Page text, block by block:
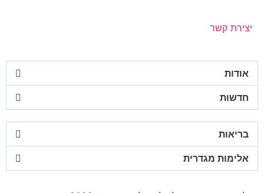
יצירת קשר
אודות
חדשות
בריאות
אלימות מגדרית